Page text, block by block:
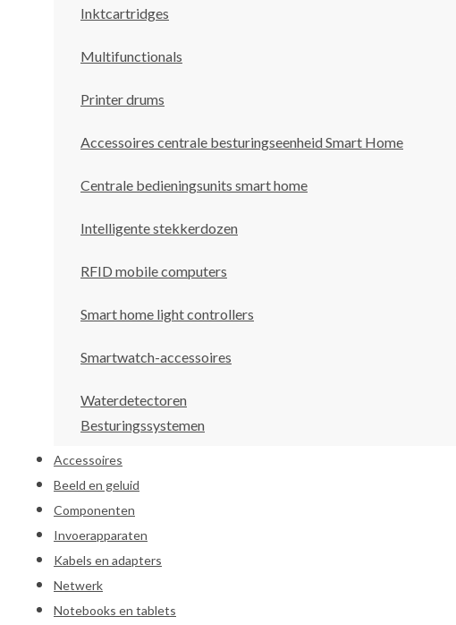
Inktcartridges
Multifunctionals
Printer drums
Accessoires centrale besturingseenheid Smart Home
Centrale bedieningsunits smart home
Intelligente stekkerdozen
RFID mobile computers
Smart home light controllers
Smartwatch-accessoires
Waterdetectoren
Besturingssystemen
Accessoires
Beeld en geluid
Componenten
Invoerapparaten
Kabels en adapters
Netwerk
Notebooks en tablets